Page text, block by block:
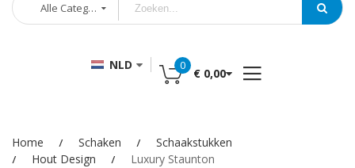
Alle Categorieën
NLD 0
€ 0,00
Home Schaken
Schaakstukken
Hout Design
Luxury Staunton